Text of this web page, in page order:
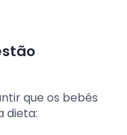
que os bebês
dieta: